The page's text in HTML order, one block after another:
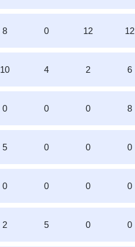
8 0 12 12
10 4 2 6
0 0 0 8
5 0 0 0
0 0 0 0
2 5 0 0